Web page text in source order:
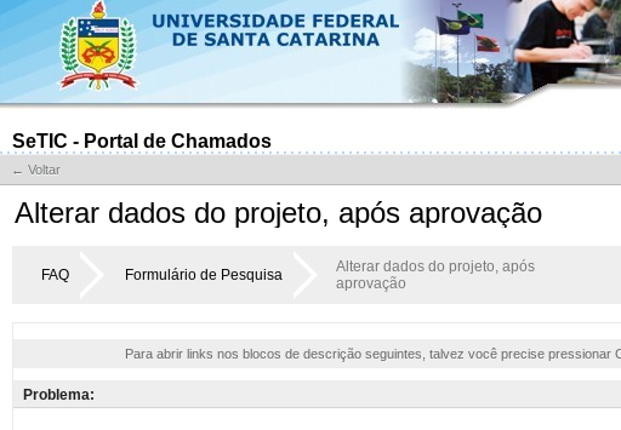
SeTIC - Portal de Chamados
← Voltar
Alterar dados do projeto, após aprovação
FAQ Formulário de Pesquisa
Alterar dados do projeto, após
aprovação
Para abrir links nos blocos de descrição seguintes, talvez você precise pressionar
Problema: